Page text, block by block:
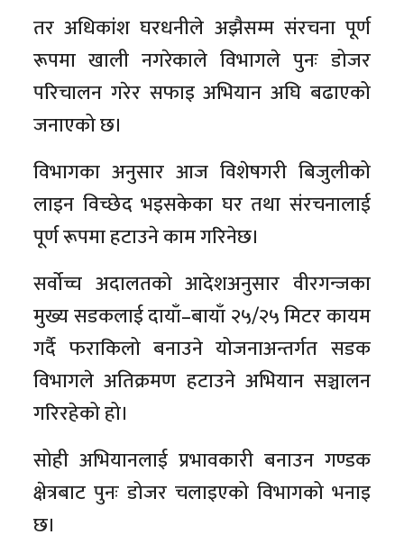
तर अधिकांश घरधनीले अझैसम्म संरचना पूर्ण
रूपमा खाली नगरेकाले विभागले पुनः डोजर
परिचालन गरेर सफाइ अभियान अघि बढाएको
जनाएको छ।
विभागका अनुसार आज विशेषगरी बिजुलीको
लाइन विच्छेद भइसकेका घर तथा संरचनालाई
पूर्ण रूपमा हटाउने काम गरिनेछ।
सर्वोच्च अदालतको आदेशअनुसार वीरगन्जका
मुख्य सडकलाई दायाँ–बायाँ २५/२५ मिटर कायम
गर्दै फराकिलो बनाउने योजनाअन्तर्गत सडक
विभागले अतिक्रमण हटाउने अभियान सञ्चालन
गरिरहेको हो।
सोही अभियानलाई प्रभावकारी बनाउन गण्डक
क्षेत्रबाट पुनः डोजर चलाइएको विभागको भनाइ
छ।